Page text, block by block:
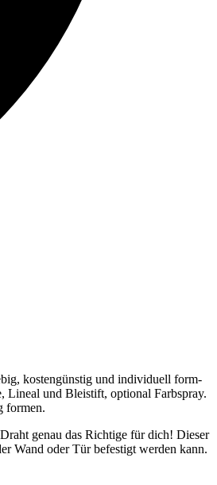
kostengünstig und individuell form-
Lineal und Bleistift, optional Farbspray.
formen.
genau das Richtige für dich! Dieser
Wand oder Tür befestigt werden kann.